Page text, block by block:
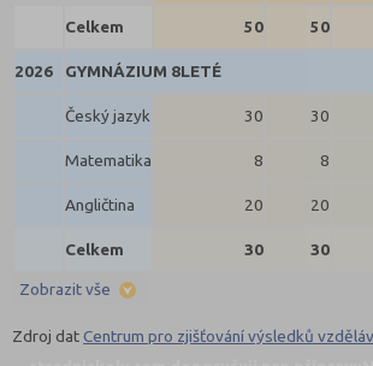
Celkem 50 50
2026 GYMNÁZIUM 8LETÉ
Český jazyk 30 30
Matematika 8 8
Angličtina 20 20
Celkem 30 30
Zobrazit vše
Zdroj datCentrum pro zjišťování výsledků